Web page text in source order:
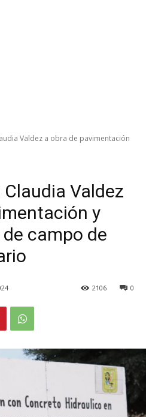
Valdez a obra de pavimentación
Valdez
y
campo de
0
2106